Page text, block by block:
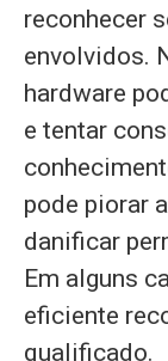
reconhecer
envolvidos.
hardware
e tentar
pode piorar
danificar
Em alguns
eficiente
qualificado.